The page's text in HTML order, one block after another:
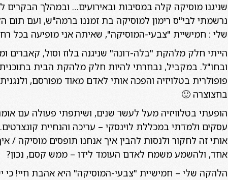
שניגנו מוסיקה קלה במסיבות ובאירועים… ובמהלך
נרשמתי לבי"ס רימון למוסיקה בת זמננו ברמה"ש, ועם
שלי : חמישיית "צבעי-המוסיקה", שאיתה אני מופיעה בכל
הייתי חלק מלהקת "בלה-דונה" שניגנה בלוז וסול, קאברים
ובחו"ל. במקביל, נבחרתי להיות חלק מלהקת הבית בתוכנית
פופולרית בטלויזיה והפכה אותי לאדם מאוד מפורסם,
בחצוצרה 🙂
הופעתי בטלוויזיה מעל לעשר שנים, ושיתפתי פעולה עם
עסקים ולמדתי במכללת לוינסקי – עריכה והנחיית
אותי זה לחקור ולנסות להבין איך אנחנו תופסים מוסיקה
אחד, ולהשמע משמח לאדם העומד לידו – ממש קסם, נכון?